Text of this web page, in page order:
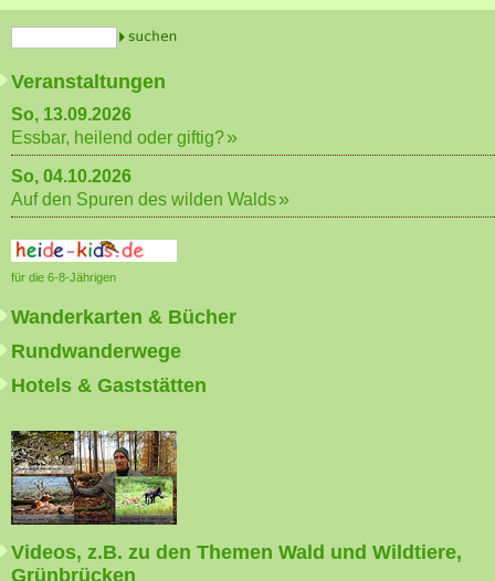
Veranstaltungen
So, 13.09.2026
Essbar, heilend oder giftig?
So, 04.10.2026
Auf den Spuren des wilden Walds
für die 6-8-Jährigen
Wanderkarten & Bücher
Rundwanderwege
Hotels & Gaststätten
Videos, z.B. zu den Themen Wald und Wildtiere,
Grünbrücken